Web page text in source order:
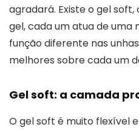
agradará. Existe o gel
gel, cada um atua de uma
função diferente nas
melhores sobre cada um
Gel soft: a camada
O gel soft é muito flexível